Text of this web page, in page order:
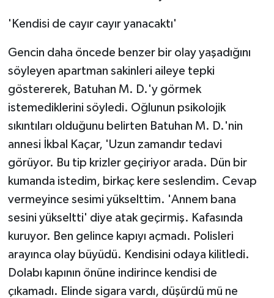
'Kendisi de cayır cayır yanacaktı'
Gencin daha öncede benzer bir olay yaşadığını
söyleyen apartman sakinleri aileye tepki
göstererek, Batuhan M. D.'y görmek
istemediklerini söyledi. Oğlunun psikolojik
sıkıntıları olduğunu belirten Batuhan M. D.'nin
annesi İkbal Kaçar, 'Uzun zamandır tedavi
görüyor. Bu tip krizler geçiriyor arada. Dün bir
kumanda istedim, birkaç kere seslendim. Cevap
vermeyince sesimi yükselttim. 'Annem bana
sesini yükseltti' diye atak geçirmiş. Kafasında
kuruyor. Ben gelince kapıyı açmadı. Polisleri
arayınca olay büyüdü. Kendisini odaya kilitledi.
Dolabı kapının önüne indirince kendisi de
çıkamadı. Elinde sigara vardı, düşürdü mü ne